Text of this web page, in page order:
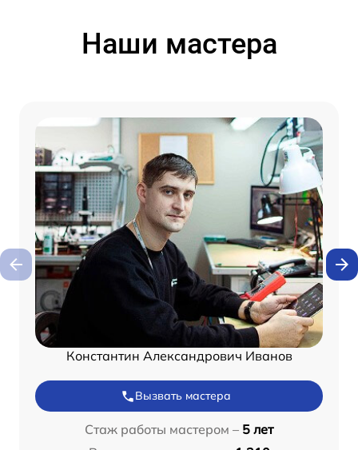
Наши мастера
Константин Александрович Иванов
Вызвать мастера
Стаж работы мастером – 5 лет